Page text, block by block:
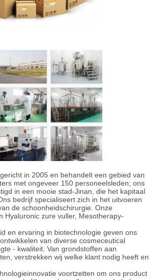
in 2005 en behandelt een gebied van
met ongeveer 150 personeelsleden; ons
in een mooie stad-Jinan, die het kapitaal
bedrijf specialiseert zich in het uitvoeren
de schoonheidschirurgie. Onze
Hyaluronic zure vuller, Mesotherapy-
en ervaring in biotechnologie geven ons
van diverse cosmeceutical
- kwaliteit. Van grondstoffen aan
verstrekken wij welke klant nodig heeft en
voortzetten om ons product